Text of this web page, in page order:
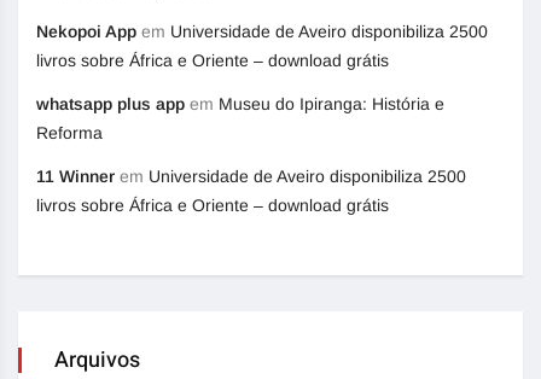
Nekopoi App em Universidade de Aveiro disponibiliza 2500
livros sobre África e Oriente – download grátis
whatsapp plus app em Museu do Ipiranga: História e
Reforma
11 Winner em Universidade de Aveiro disponibiliza 2500
livros sobre África e Oriente – download grátis
Arquivos